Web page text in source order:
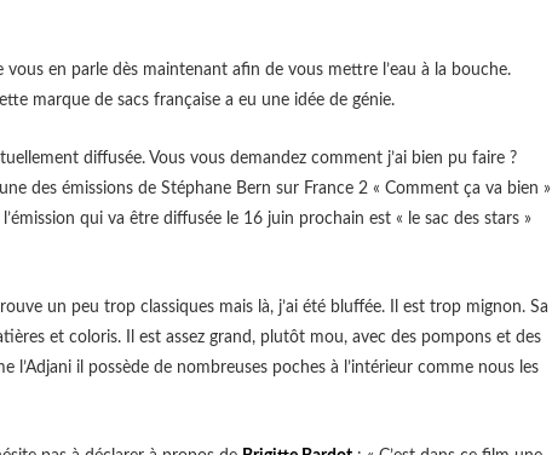
en parle dès maintenant afin de vous mettre l’eau à la bouche.
marque de sacs française a eu une idée de génie.
diffusée. Vous vous demandez comment j’ai bien pu faire ?
des émissions de Stéphane Bern sur France 2 « Comment ça va bien »
qui va être diffusée le 16 juin prochain est « le sac des stars »
un peu trop classiques mais là, j’ai été bluffée. Il est trop mignon. Sa
et coloris. Il est assez grand, plutôt mou, avec des pompons et des
il possède de nombreuses poches à l’intérieur comme nous les